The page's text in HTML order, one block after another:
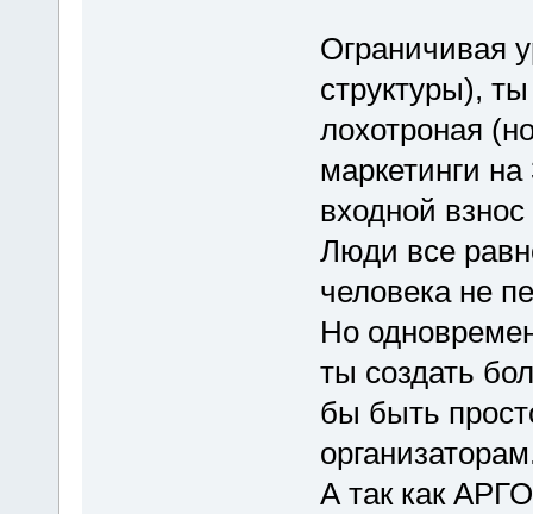
Ограничивая
структуры),
лохотроная
маркетинги
входной
Люди все
человека не
Но
ты создать
бы быть
А так как